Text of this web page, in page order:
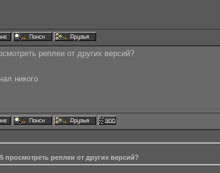
реплеи от других версий?
никого
просмотреть реплеи от других версий?